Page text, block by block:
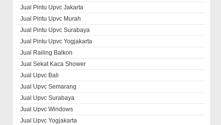
Jual Pintu Upvc Jakarta
Jual Pintu Upvc Murah
Jual Pintu Upvc Surabaya
Jual Pintu Upvc Yogjakarta
Jual Railing Balkon
Jual Sekat Kaca Shower
Jual Upvc Bali
Jual Upvc Semarang
Jual Upvc Surabaya
Jual Upvc Windows
Jual Upvc Yogjakarta